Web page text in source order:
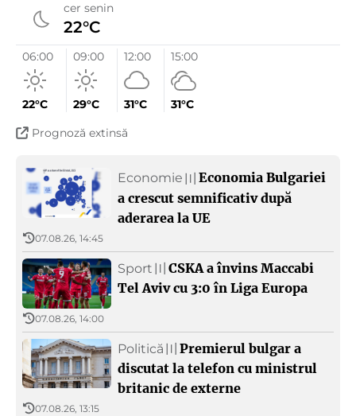
Credință
Muzică
Sport
Relațiile româno-bulgarе
Radio Bulgaria la 90
Despre BNR
Arhiva Radioului Național Bulgar
cer senin
22°C
06:00
22°C
09:00
29°C
12:00
31°C
15:00
31°C
Prognoză extinsă
Economie 〣 Economia Bulgariei
a crescut semnificativ după
aderarea la UE
07.08.26, 14:45
Sport 〣 CSKA a învins Maccabi
Tel Aviv cu 3:0 în Liga Europa
07.08.26, 14:00
Politică 〣 Premierul bulgar a
discutat la telefon cu ministrul
britanic de externe
07.08.26, 13:15